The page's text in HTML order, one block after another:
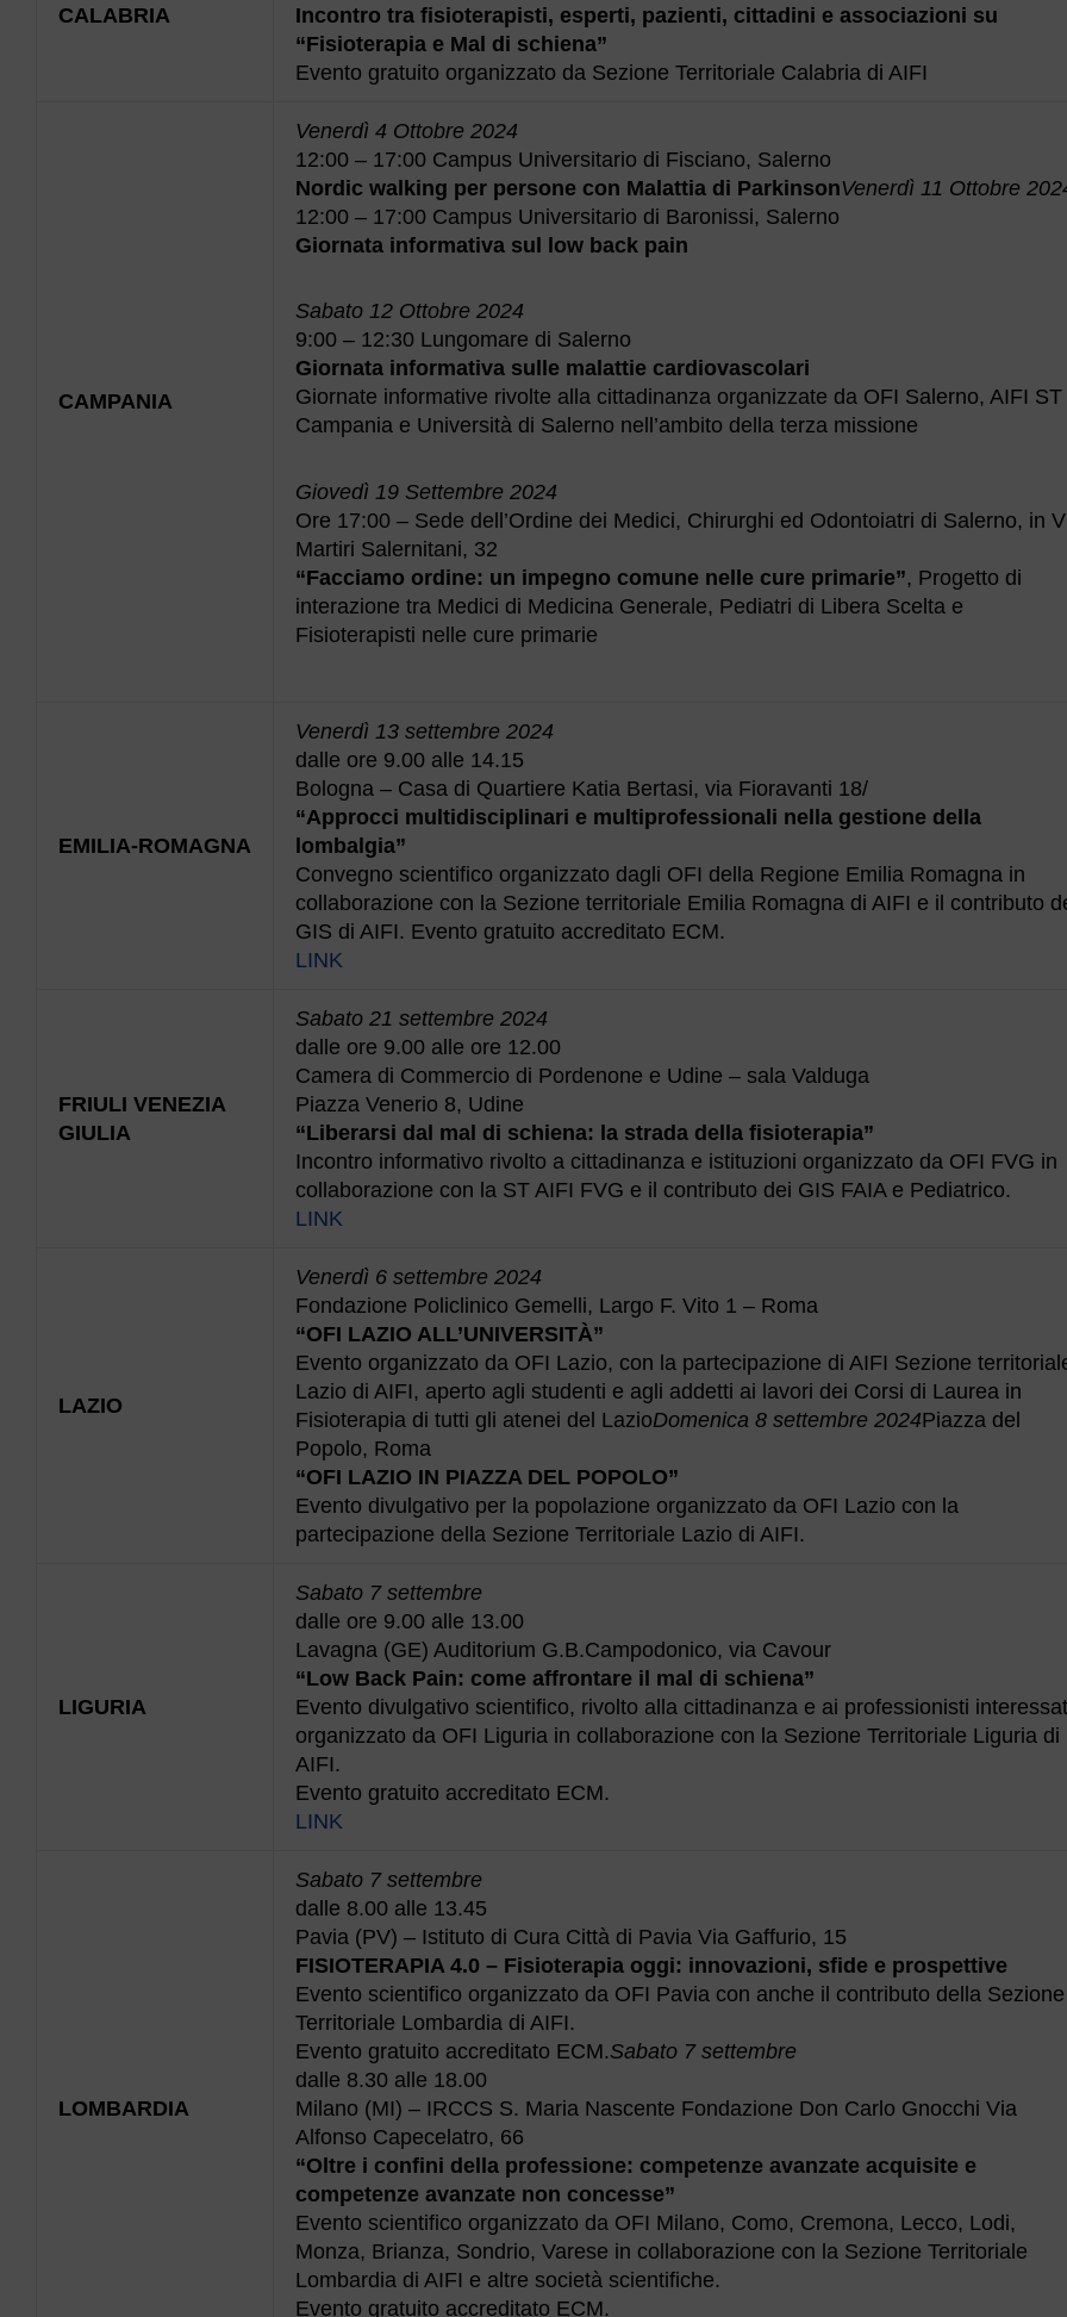
CALABRIA
Incontro tra fisioterapisti, esperti, pazienti, cittadini e associazioni su
“Fisioterapia e Mal di schiena”
Evento gratuito organizzato da Sezione Territoriale Calabria di AIFI
CAMPANIA
Venerdì 4 Ottobre 2024
12:00 – 17:00 Campus Universitario di Fisciano, Salerno
Nordic walking per persone con Malattia di ParkinsonVenerdì 11 Ottobre
12:00 – 17:00 Campus Universitario di Baronissi, Salerno
Giornata informativa sul low back pain
Sabato 12 Ottobre 2024
9:00 – 12:30 Lungomare di Salerno
Giornata informativa sulle malattie cardiovascolari
Giornate informative rivolte alla cittadinanza organizzate da OFI Salerno, AIFI ST
Campania e Università di Salerno nell’ambito della terza missione
Giovedì 19 Settembre 2024
Ore 17:00 – Sede dell’Ordine dei Medici, Chirurghi ed Odontoiatri di Salerno, in
Martiri Salernitani, 32
“Facciamo ordine: un impegno comune nelle cure primarie”, Progetto di
interazione tra Medici di Medicina Generale, Pediatri di Libera Scelta e
Fisioterapisti nelle cure primarie
EMILIA-ROMAGNA
Venerdì 13 settembre 2024
dalle ore 9.00 alle 14.15
Bologna – Casa di Quartiere Katia Bertasi, via Fioravanti 18/
“Approcci multidisciplinari e multiprofessionali nella gestione della
lombalgia”
Convegno scientifico organizzato dagli OFI della Regione Emilia Romagna in
collaborazione con la Sezione territoriale Emilia Romagna di AIFI e il contributo
GIS di AIFI. Evento gratuito accreditato ECM.
LINK
FRIULI VENEZIA
GIULIA
Sabato 21 settembre 2024
dalle ore 9.00 alle ore 12.00
Camera di Commercio di Pordenone e Udine – sala Valduga
Piazza Venerio 8, Udine
“Liberarsi dal mal di schiena: la strada della fisioterapia”
Incontro informativo rivolto a cittadinanza e istituzioni organizzato da OFI FVG in
collaborazione con la ST AIFI FVG e il contributo dei GIS FAIA e Pediatrico.
LINK
LAZIO
Venerdì 6 settembre 2024
Fondazione Policlinico Gemelli, Largo F. Vito 1 – Roma
“OFI LAZIO ALL’UNIVERSITÀ”
Evento organizzato da OFI Lazio, con la partecipazione di AIFI Sezione
Lazio di AIFI, aperto agli studenti e agli addetti ai lavori dei Corsi di Laurea in
Fisioterapia di tutti gli atenei del LazioDomenica 8 settembre 2024Piazza del
Popolo, Roma
“OFI LAZIO IN PIAZZA DEL POPOLO”
Evento divulgativo per la popolazione organizzato da OFI Lazio con la
partecipazione della Sezione Territoriale Lazio di AIFI.
LIGURIA
Sabato 7 settembre
dalle ore 9.00 alle 13.00
Lavagna (GE) Auditorium G.B.Campodonico, via Cavour
“Low Back Pain: come affrontare il mal di schiena”
Evento divulgativo scientifico, rivolto alla cittadinanza e ai professionisti
organizzato da OFI Liguria in collaborazione con la Sezione Territoriale Liguria di
AIFI.
Evento gratuito accreditato ECM.
LINK
LOMBARDIA
Sabato 7 settembre
dalle 8.00 alle 13.45
Pavia (PV) – Istituto di Cura Città di Pavia Via Gaffurio, 15
FISIOTERAPIA 4.0 – Fisioterapia oggi: innovazioni, sfide e prospettive
Evento scientifico organizzato da OFI Pavia con anche il contributo della Sezione
Territoriale Lombardia di AIFI.
Evento gratuito accreditato ECM.Sabato 7 settembre
dalle 8.30 alle 18.00
Milano (MI) – IRCCS S. Maria Nascente Fondazione Don Carlo Gnocchi Via
Alfonso Capecelatro, 66
“Oltre i confini della professione: competenze avanzate acquisite e
competenze avanzate non concesse”
Evento scientifico organizzato da OFI Milano, Como, Cremona, Lecco, Lodi,
Monza, Brianza, Sondrio, Varese in collaborazione con la Sezione Territoriale
Lombardia di AIFI e altre società scientifiche.
Evento gratuito accreditato ECM.